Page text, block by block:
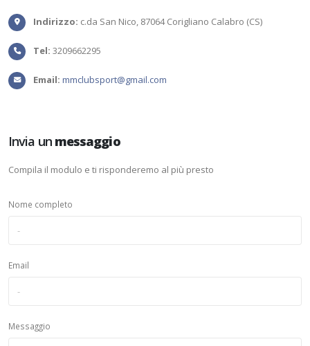
Indirizzo: c.da San Nico, 87064 Corigliano Calabro (CS)
Tel: 3209662295
Email: mmclubsport@gmail.com
Invia un messaggio
Compila il modulo e ti risponderemo al più presto
Nome completo
Email
Messaggio